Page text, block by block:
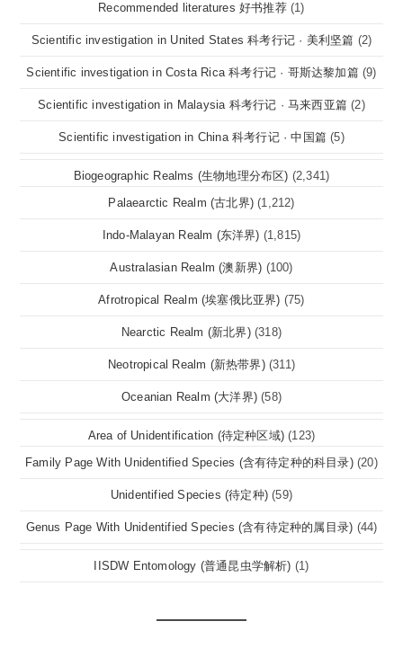
Recommended literatures 好书推荐 (1)
Scientific investigation in United States 科考行记 · 美利坚篇 (2)
Scientific investigation in Costa Rica 科考行记 · 哥斯达黎加篇 (9)
Scientific investigation in Malaysia 科考行记 · 马来西亚篇 (2)
Scientific investigation in China 科考行记 · 中国篇 (5)
Biogeographic Realms (生物地理分布区) (2,341)
Palaearctic Realm (古北界) (1,212)
Indo-Malayan Realm (东洋界) (1,815)
Australasian Realm (澳新界) (100)
Afrotropical Realm (埃塞俄比亚界) (75)
Nearctic Realm (新北界) (318)
Neotropical Realm (新热带界) (311)
Oceanian Realm (大洋界) (58)
Area of Unidentification (待定种区域) (123)
Family Page With Unidentified Species (含有待定种的科目录) (20)
Unidentified Species (待定种) (59)
Genus Page With Unidentified Species (含有待定种的属目录) (44)
IISDW Entomology (普通昆虫学解析) (1)